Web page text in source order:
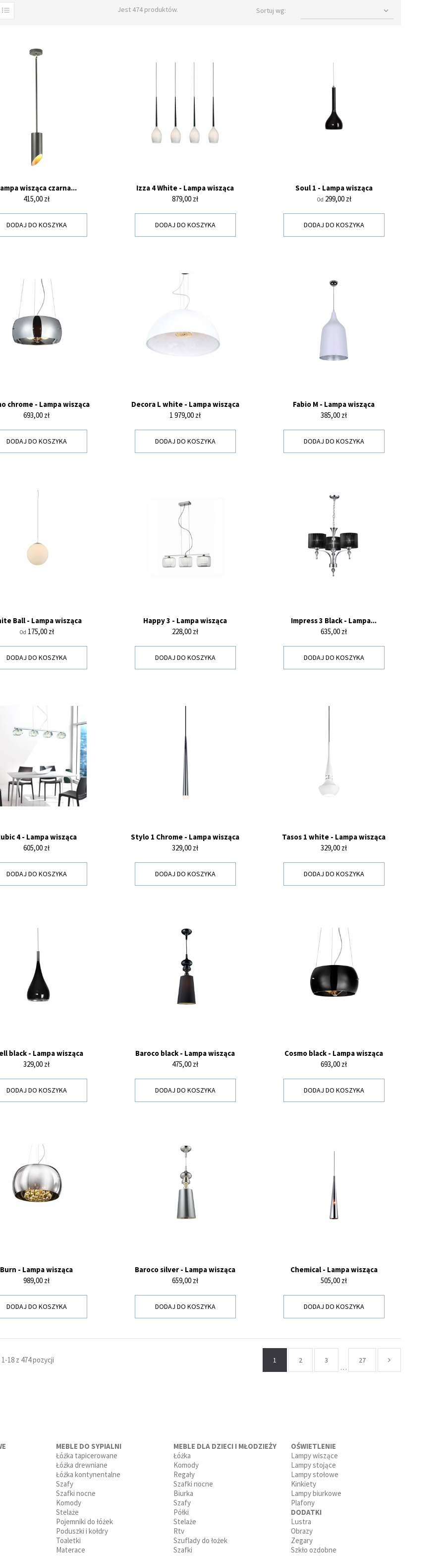
Jest 474 produktów. Sortuj wg: 
wisząca czarna...
Cena
415,00 zł
DODAJ DO KOSZYKA
Izza 4 White - Lampa wisząca
Cena
879,00 zł
DODAJ DO KOSZYKA
Soul 1 - Lampa wisząca
Od Cena
299,00 zł
DODAJ DO KOSZYKA
chrome - Lampa wisząca
Cena
693,00 zł
DODAJ DO KOSZYKA
Decora L white - Lampa wisząca
Cena
1 979,00 zł
DODAJ DO KOSZYKA
Fabio M - Lampa wisząca
Cena
385,00 zł
DODAJ DO KOSZYKA
Ball - Lampa wisząca
Od Cena
175,00 zł
DODAJ DO KOSZYKA
Happy 3 - Lampa wisząca
Cena
228,00 zł
DODAJ DO KOSZYKA
Impress 3 Black - Lampa...
Cena
635,00 zł
DODAJ DO KOSZYKA
4 - Lampa wisząca
Cena
605,00 zł
DODAJ DO KOSZYKA
Stylo 1 Chrome - Lampa wisząca
Cena
329,00 zł
DODAJ DO KOSZYKA
Tasos 1 white - Lampa wisząca
Cena
329,00 zł
DODAJ DO KOSZYKA
black - Lampa wisząca
Cena
329,00 zł
DODAJ DO KOSZYKA
Baroco black - Lampa wisząca
Cena
475,00 zł
DODAJ DO KOSZYKA
Cosmo black - Lampa wisząca
Cena
693,00 zł
DODAJ DO KOSZYKA
Burn - Lampa wisząca
Cena
989,00 zł
DODAJ DO KOSZYKA
Baroco silver - Lampa wisząca
Cena
659,00 zł
DODAJ DO KOSZYKA
Chemical - Lampa wisząca
Cena
505,00 zł
DODAJ DO KOSZYKA
18 z 474 pozycji 1 2 3
…
27
MEBLE DO SYPIALNI
Łóżka tapicerowane
Łóżka drewniane
Łóżka kontynentalne
Szafy
Szafki nocne
Komody
Stelaże
Pojemniki do łóżek
Poduszki i kołdry
Toaletki
Materace
MEBLE DLA DZIECI I MŁODZIEŻY
Łóżka
Komody
Regały
Szafki nocne
Biurka
Szafy
Półki
Stelaże
Rtv
Szuflady do łożek
Szafki
OŚWIETLENIE
Lampy wiszące
Lampy stojące
Lampy stołowe
Kinkiety
Lampy biurkowe
Plafony
DODATKI
Lustra
Obrazy
Zegary
Szkło ozdobne